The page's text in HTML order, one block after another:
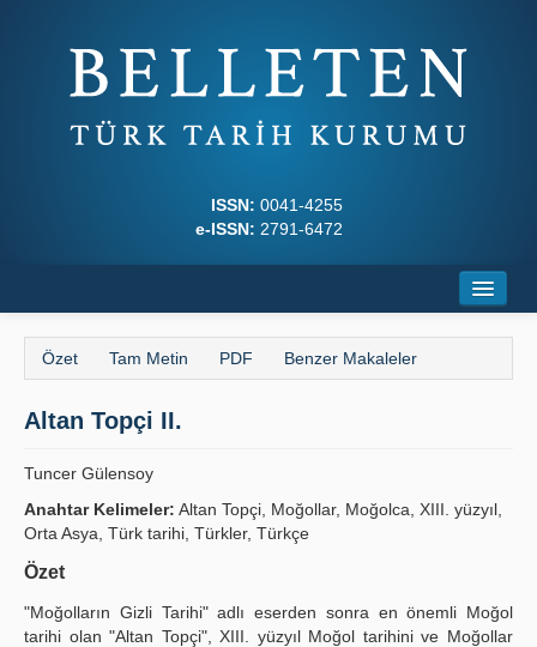
ISSN: 0041-4255
e-ISSN: 2791-6472
Hakkında
Dergi Kurulları
Yazım Kuralları
İlkeler
Yayın Politikaları
Kılavuzlar
Özet Tam Metin PDF Benzer Makaleler
Altan Topçi II.
Tuncer Gülensoy
Anahtar Kelimeler: Altan Topçi, Moğollar, Moğolca, XIII. yüzyıl,
Orta Asya, Türk tarihi, Türkler, Türkçe
Özet
"Moğolların Gizli Tarihi" adlı eserden sonra en önemli Moğol
tarihi olan "Altan Topçi", XIII. yüzyıl Moğol tarihini ve Moğollar